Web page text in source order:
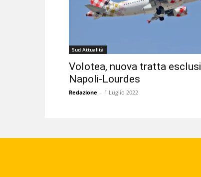
Sud Attualità
Volotea, nuova tratta
Napoli-Lourdes
Redazione - 1 Luglio 2022